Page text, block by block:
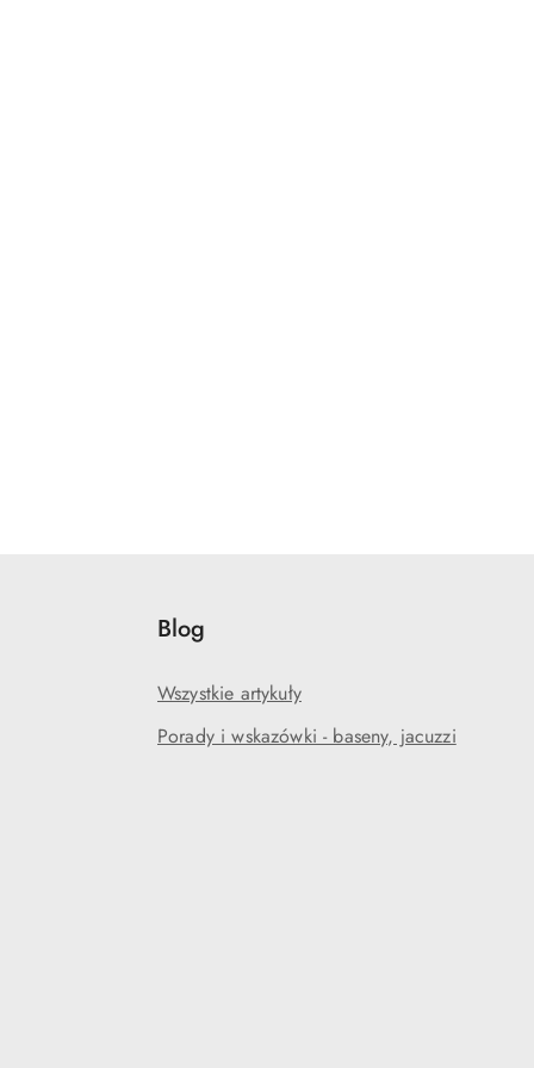
Blog
Wszystkie artykuły
Porady i wskazówki - baseny, jacuzzi